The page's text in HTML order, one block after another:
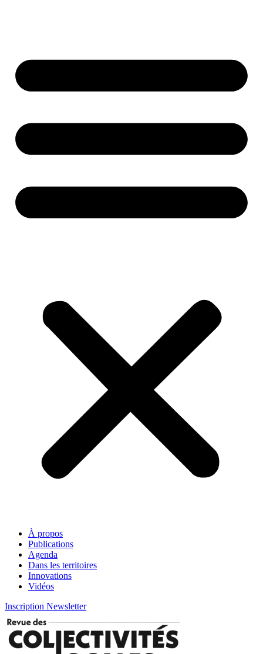
À propos
Publications
Agenda
Dans les territoires
Innovations
Vidéos
Inscription Newsletter